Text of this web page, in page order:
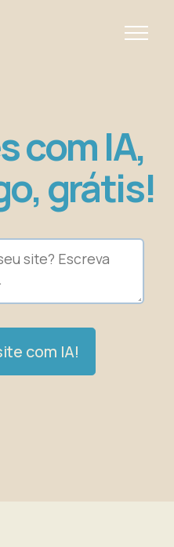
com IA,
grátis!
com IA!